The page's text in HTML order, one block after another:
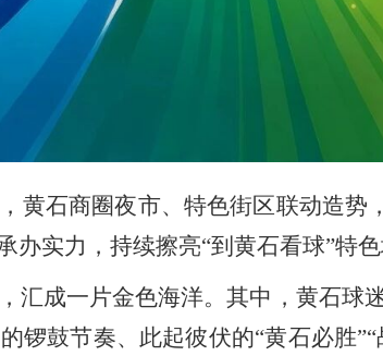
石商圈夜市、特色街区联动造势
办实力，持续擦亮“到黄石看球”特
成一片金色海洋。其中，黄石球
鼓节奏、此起彼伏的“黄石必胜